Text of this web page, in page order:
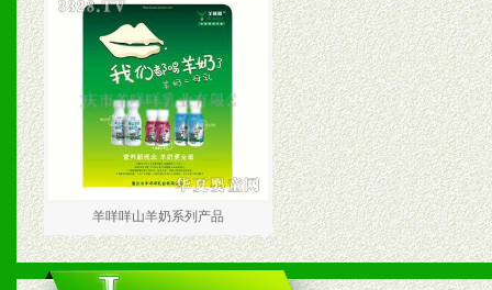
羊咩咩山羊奶系列产品